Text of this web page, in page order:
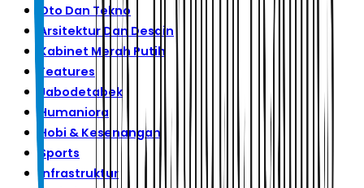
Oto Dan Tekno
Arsitektur Dan Desain
Kabinet Merah Putih
Features
Jabodetabek
Humaniora
Hobi & Kesenangan
Sports
Infrastruktur